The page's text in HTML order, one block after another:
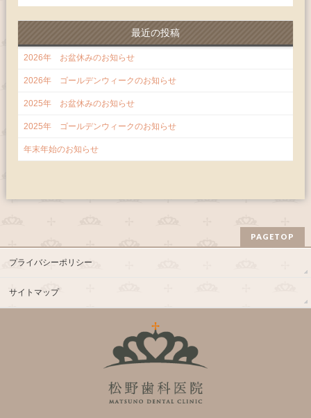
最近の投稿
2026年 お盆休みのお知らせ
2026年 ゴールデンウィークのお知らせ
2025年 お盆休みのお知らせ
2025年 ゴールデンウィークのお知らせ
年末年始のお知らせ
PAGETOP
プライバシーポリシー
サイトマップ